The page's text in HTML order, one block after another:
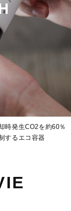
時発生CO2を約60％
するエコ容器